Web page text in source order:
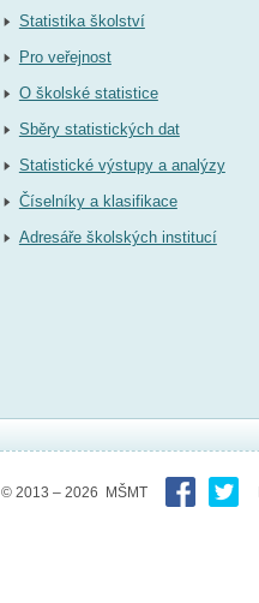
Statistika školství
Pro veřejnost
O školské statistice
Sběry statistických dat
Statistické výstupy a analýzy
Číselníky a klasifikace
Adresáře školských institucí
© 2013 – 2026 MŠMT